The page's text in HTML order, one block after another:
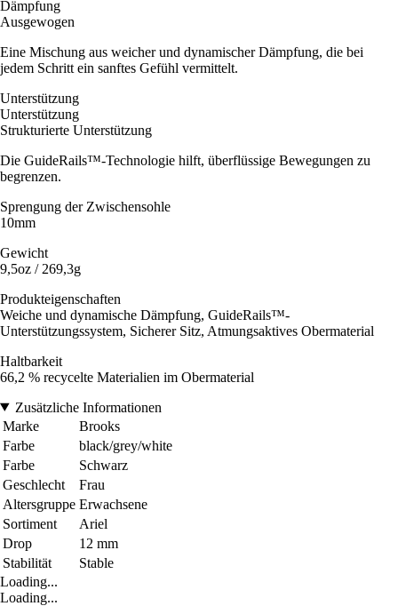
Dämpfung
Ausgewogen
Eine Mischung aus weicher und dynamischer Dämpfung, die bei
jedem Schritt ein sanftes Gefühl vermittelt.
Unterstützung
Unterstützung
Strukturierte Unterstützung
Die GuideRails™-Technologie hilft, überflüssige Bewegungen zu
begrenzen.
Sprengung der Zwischensohle
10mm
Gewicht
9,5oz / 269,3g
Produkteigenschaften
Weiche und dynamische Dämpfung, GuideRails™-
Unterstützungssystem, Sicherer Sitz, Atmungsaktives Obermaterial
Haltbarkeit
66,2 % recycelte Materialien im Obermaterial
Zusätzliche Informationen
Marke
Brooks
Farbe
black/grey/white
Farbe
Schwarz
Geschlecht
Frau
Altersgruppe Erwachsene
Sortiment
Ariel
Drop
12 mm
Stabilität
Stable
Loading...
Loading...